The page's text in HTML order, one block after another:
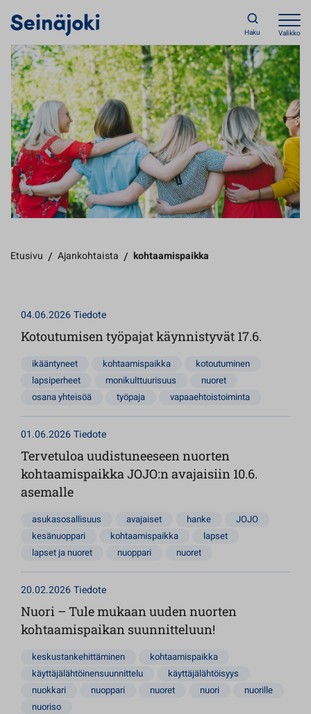
Haku Valikko
Etusivu / Ajankohtaista / kohtaamispaikka
04.06.2026Tiedote
Kotoutumisen työpajat käynnistyvät 17.6.
ikääntyneet kohtaamispaikka
kotoutuminen
lapsiperheet
monikulttuurisuus
nuoret
osana yhteisöä
työpaja vapaaehtoistoiminta
01.06.2026Tiedote
Tervetuloa uudistuneeseen nuorten
kohtaamispaikka JOJO:n avajaisiin 10.6.
asemalle
asukasosallisuus avajaiset hanke
JOJO
kesänuoppari
kohtaamispaikka
lapset
lapset ja nuoret
nuoppari nuoret
20.02.2026Tiedote
Nuori – Tule mukaan uuden nuorten
kohtaamispaikan suunnitteluun!
keskustankehittäminen
kohtaamispaikka
käyttäjälähtöinensuunnittelu
käyttäjälähtöisyys
nuokkari
nuoppari nuoret nuori
nuorille
nuoriso